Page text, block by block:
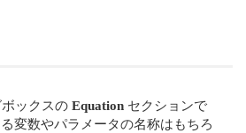
ボックスのEquation セクションで
変数やパラメータの名称はもちろ